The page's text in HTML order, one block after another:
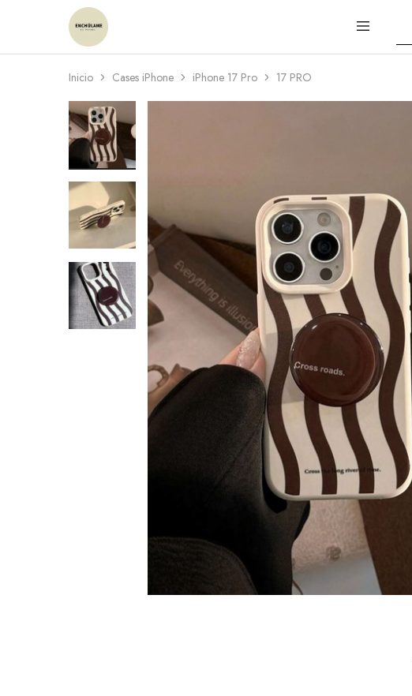
Enchulame
Tienda
Inicio Cases iPhone iPhone 17 Pro 17 PRO